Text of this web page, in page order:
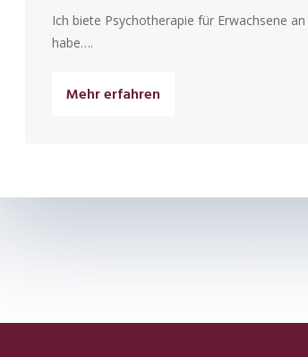
Ich biete Psychotherapie für Erwachsene an
habe….
Mehr erfahren